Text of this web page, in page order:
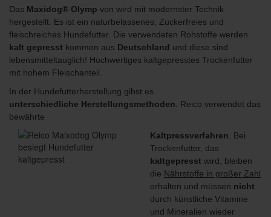
Das Maxidog® Olymp von wird mit modernster Technik
hergestellt. Es ist ein naturbelassenes, Zuckerfreies und
fleischreiches Hundefutter. Die verwendeten Rohstoffe werden
kalt gepresst kommen aus Deutschland und diese sind
lebensmitteltauglich! Hochwertiges kaltgepresstes Trockenfutter
mit hohem Fleischanteil.
In der Hundefutterherstellung gibst es
unterschiedliche Herstellungsmethoden . Reico verwendet das
bewährte
Kaltpressverfahren . Bei
Trockenfutter, das
kaltgepresst wird, bleiben
die Nährstoffe in großer Zahl
erhalten und müssen nicht
durch künstliche Vitamine
und Mineralien wieder